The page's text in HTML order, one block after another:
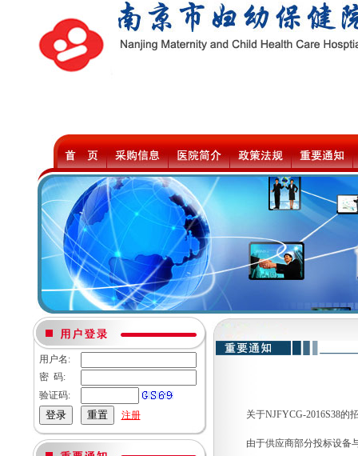
用户名:
密 码:
验证码:
注册
关于NJFYCG-2016S38的
由于供应商部分投标设备